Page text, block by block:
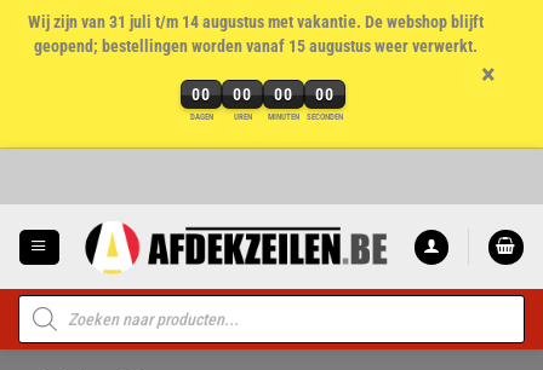
Wij zijn van 31 juli t/m 14 augustus met vakantie. De webshop blijft
geopend; bestellingen worden vanaf 15 augustus weer verwerkt.
00
DAGEN
00
UREN
00
MINUTEN
00
SECONDEN
×
Producten
zoeken